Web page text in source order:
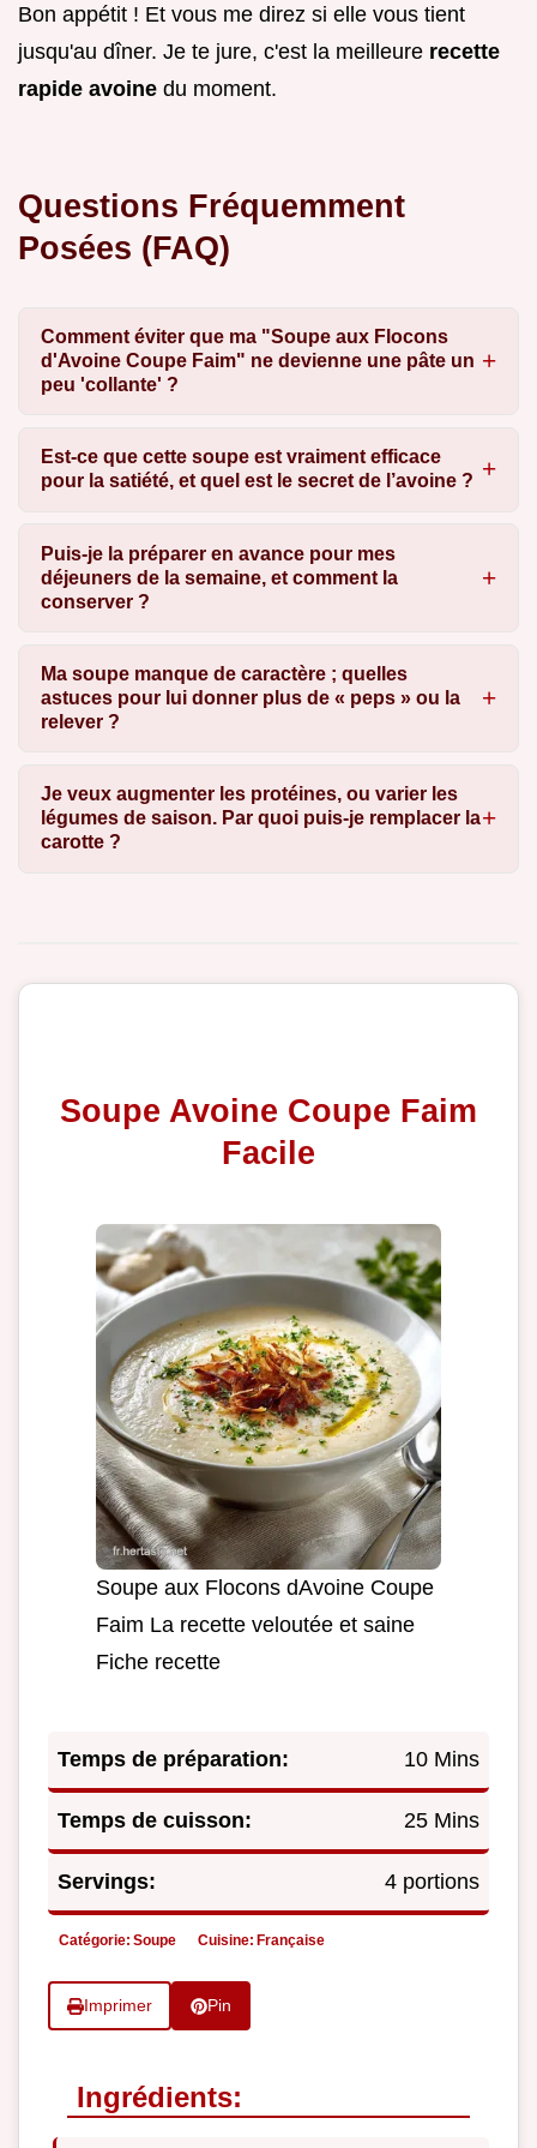
Bon appétit ! Et vous me direz si elle vous tient
jusqu'au dîner. Je te jure, c'est la meilleure recette
rapide avoine du moment.
Questions Fréquemment
Posées (FAQ)
Comment éviter que ma "Soupe aux Flocons
d'Avoine Coupe Faim" ne devienne une pâte un
peu 'collante' ?
Est-ce que cette soupe est vraiment efficace
pour la satiété, et quel est le secret de l’avoine ?
Puis-je la préparer en avance pour mes
déjeuners de la semaine, et comment la
conserver ?
Ma soupe manque de caractère ; quelles
astuces pour lui donner plus de « peps » ou la
relever ?
Je veux augmenter les protéines, ou varier les
légumes de saison. Par quoi puis-je remplacer la
carotte ?
Soupe Avoine Coupe Faim
Facile
Soupe aux Flocons dAvoine Coupe
Faim La recette veloutée et saine
Fiche recette
Temps de préparation: 10 Mins
Temps de cuisson: 25 Mins
Servings: 4 portions
Catégorie: Soupe Cuisine: Française
Imprimer Pin
Ingrédients: